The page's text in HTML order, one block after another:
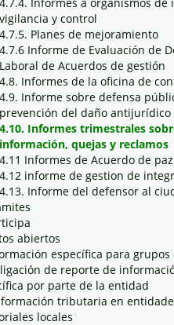
vigilancia y control
4.7.5. Planes de mejoramiento
4.7.6 Informe de Evaluación de
Laboral de Acuerdos de gestión
4.8. Informes de la oficina de
4.9. Informe sobre defensa
prevención del daño antijurídico
4.10. Informes trimestrales
información, quejas y reclamos
4.11 Informes de Acuerdo de paz
4.12 informe de gestion de
4.13. Informe del defensor al
abiertos
específica para grupos
de reporte de
por parte de la entidad
tributaria en
locales